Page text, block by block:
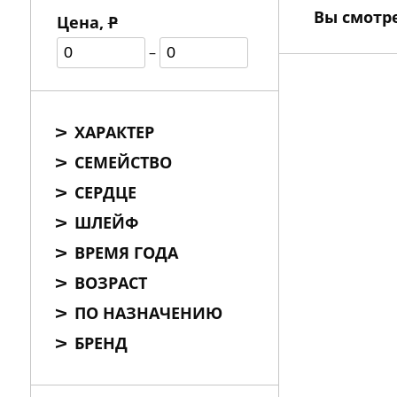
Цена,Р
–
ХАРАКТЕР
СЕМЕЙСТВО
СЕРДЦЕ
ШЛЕЙФ
ВРЕМЯ ГОДА
ВОЗРАСТ
ПО НАЗНАЧЕНИЮ
БРЕНД
Вы